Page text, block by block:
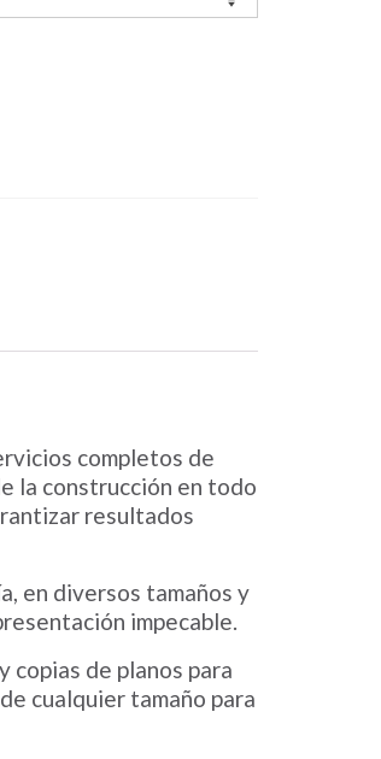
completos de
la construcción en todo
resultados
en diversos tamaños y
impecable.
copias de planos para
cualquier tamaño para